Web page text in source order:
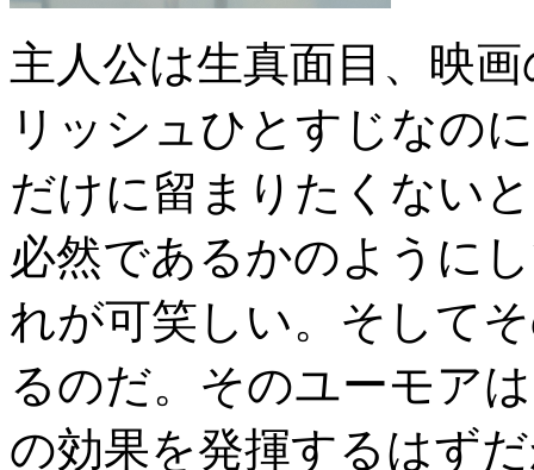
主人公は生真面目、映
リッシュひとすじなの
だけに留まりたくない
必然であるかのように
れが可笑しい。そして
るのだ。そのユーモア
の効果を発揮するはず